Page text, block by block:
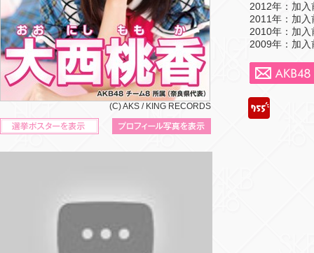
(C) AKS / KING RECORDS
2012年：加入
2011年：加入
2010年：加入
2009年：加入